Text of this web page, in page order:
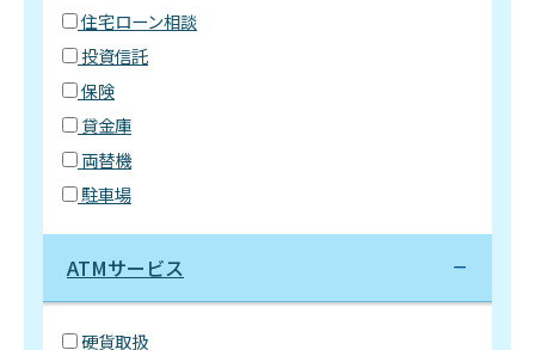
住宅ローン相談
投資信託
保険
貸金庫
両替機
駐車場
ATMサービス
硬貨取扱